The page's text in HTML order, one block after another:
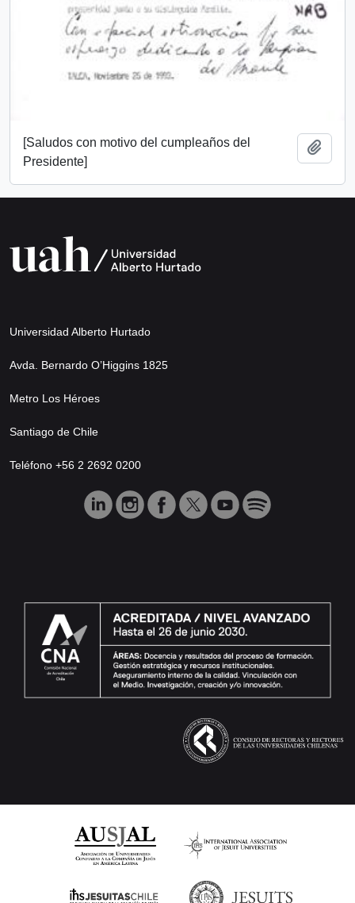
[Saludos con motivo del cumpleaños del
Presidente]
Universidad Alberto Hurtado
Avda. Bernardo O’Higgins 1825
Metro Los Héroes
Santiago de Chile
Teléfono +56 2 2692 0200